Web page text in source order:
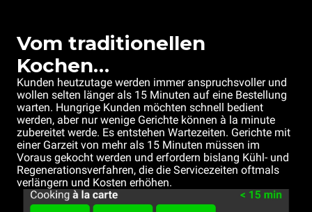
Vom traditionellen
Kochen…
Kunden heutzutage werden immer anspruchsvoller und
wollen selten länger als 15 Minuten auf eine Bestellung
warten. Hungrige Kunden möchten schnell bedient
werden, aber nur wenige Gerichte können à la minute
zubereitet werde. Es entstehen Wartezeiten. Gerichte mit
einer Garzeit von mehr als 15 Minuten müssen im
Voraus gekocht werden und erfordern bislang Kühl- und
Regenerationsverfahren, die die Servicezeiten oftmals
verlängern und Kosten erhöhen.